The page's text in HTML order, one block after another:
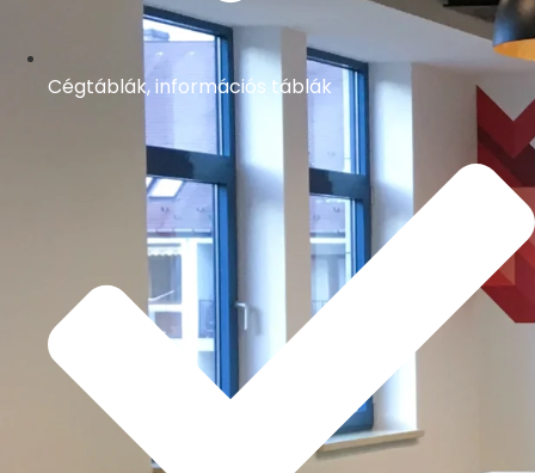
Cégtáblák, információs táblák